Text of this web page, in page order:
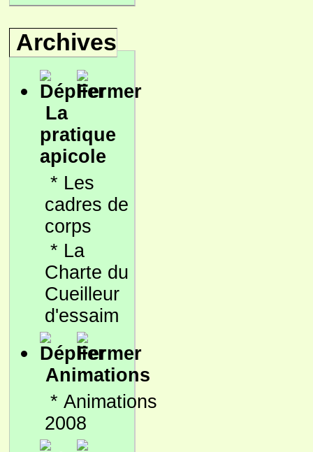
Archives
La
pratique
apicole
* Les
cadres de
corps
* La
Charte du
Cueilleur
d'essaim
Animations
* Animations
2008